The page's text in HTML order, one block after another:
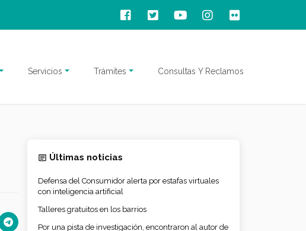
Servicios Trámites Consultas Y Reclamos
Últimas noticias
Defensa del Consumidor alerta por estafas virtuales
con inteligencia artificial
Talleres gratuitos en los barrios
Por una pista de investigación, encontraron al autor de